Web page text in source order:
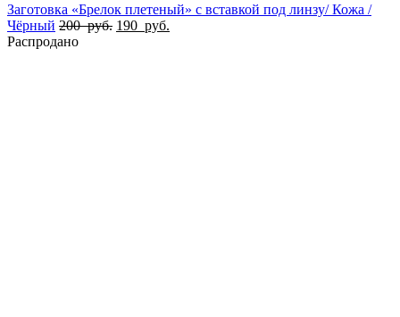
Заготовка «Брелок плетеный» с вставкой под линзу/ Кожа /
Чёрный 200руб. 190 руб.
Распродано